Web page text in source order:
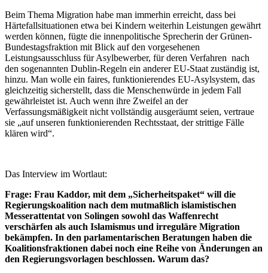
Beim Thema Migration habe man immerhin erreicht, dass bei
Härtefallsituationen etwa bei Kindern weiterhin Leistungen gewährt
werden können, fügte die innenpolitische Sprecherin der Grünen-
Bundestagsfraktion mit Blick auf den vorgesehenen
Leistungsausschluss für Asylbewerber, für deren Verfahren nach
den sogenannten Dublin-Regeln ein anderer EU-Staat zuständig ist,
hinzu. Man wolle ein faires, funktionierendes EU-Asylsystem, das
gleichzeitig sicherstellt, dass die Menschenwürde in jedem Fall
gewährleistet ist. Auch wenn ihre Zweifel an der
Verfassungsmäßigkeit nicht vollständig ausgeräumt seien, vertraue
sie „auf unseren funktionierenden Rechtsstaat, der strittige Fälle
klären wird“.
Das Interview im Wortlaut:
Frage: Frau Kaddor, mit dem „Sicherheitspaket“ will die
Regierungskoalition nach dem mutmaßlich islamistischen
Messerattentat von Solingen sowohl das Waffenrecht
verschärfen als auch Islamismus und irreguläre Migration
bekämpfen. In den parlamentarischen Beratungen haben die
Koalitionsfraktionen dabei noch eine Reihe von Änderungen an
den Regierungsvorlagen beschlossen. Warum das?